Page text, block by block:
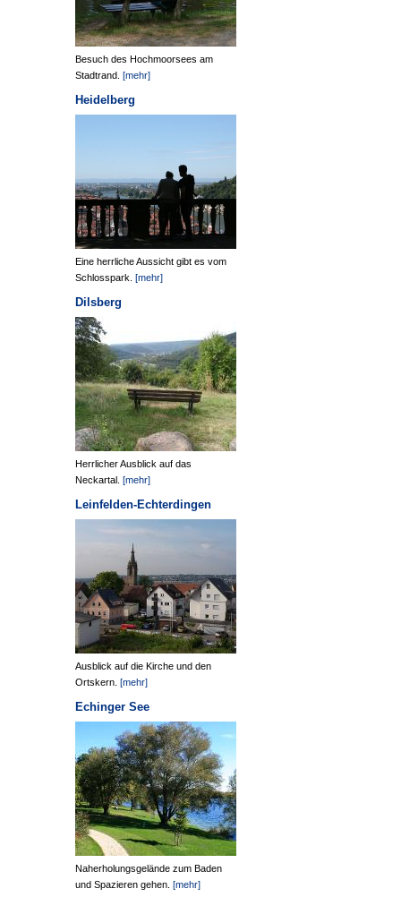
Besuch des Hochmoorsees am
Stadtrand. [mehr]
Heidelberg
Eine herrliche Aussicht gibt es vom
Schlosspark. [mehr]
Dilsberg
Herrlicher Ausblick auf das
Neckartal. [mehr]
Leinfelden-Echterdingen
Ausblick auf die Kirche und den
Ortskern. [mehr]
Echinger See
Naherholungsgelände zum Baden
und Spazieren gehen. [mehr]